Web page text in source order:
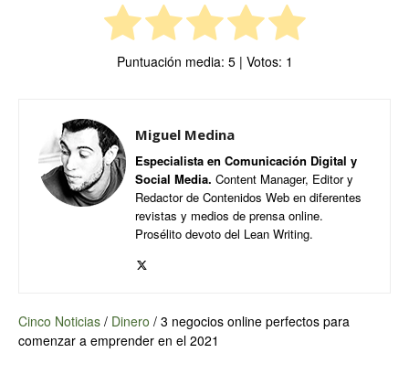
Puntuación media: 5| Votos: 1
Miguel Medina
Especialista en Comunicación Digital y
Social Media. Content Manager, Editor y
Redactor de Contenidos Web en diferentes
revistas y medios de prensa online.
Prosélito devoto del Lean Writing.
Cinco Noticias / Dinero / 3 negocios online perfectos para
comenzar a emprender en el 2021